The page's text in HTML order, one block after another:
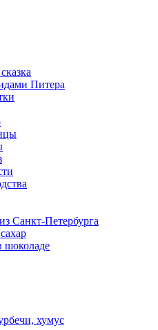
Питера
Санкт-Петербурга
шоколаде
хумус